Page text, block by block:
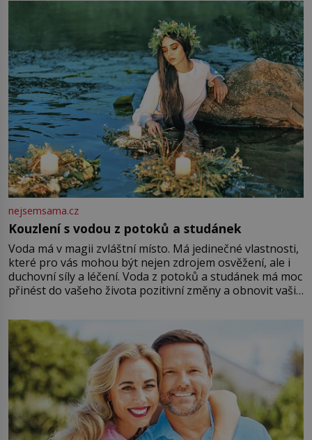
množství růžového mušelínu. „Ošidili vás, podívejte.“
nejsemsama.cz
Kouzlení s vodou z potoků a studánek
Voda má v magii zvláštní místo. Má jedinečné vlastnosti,
které pro vás mohou být nejen zdrojem osvěžení, ale i
duchovní síly a léčení. Voda z potoků a studánek má moc
přinést do vašeho života pozitivní změny a obnovit vaši
můžete obohatit své rituály a přinést do svého života
větší harmonii a klid. Je důležité